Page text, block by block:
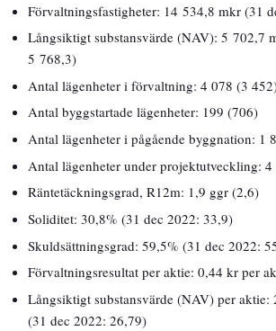
Förvaltningsfastigheter: 14 534,8 mkr (31
Långsiktigt substansvärde (NAV): 5 702,7
5 768,3)
Antal lägenheter i förvaltning: 4 078 (3
Antal byggstartade lägenheter: 199 (706)
Antal lägenheter i pågående byggnation: 1
Antal lägenheter under projektutveckling:
Räntetäckningsgrad, R12m: 1,9 ggr (2,6)
Soliditet: 30,8% (31 dec 2022: 33,9)
Skuldsättningsgrad: 59,5% (31 dec 2022:
Förvaltningsresultat per aktie: 0,44 kr per
Långsiktigt substansvärde (NAV) per
(31 dec 2022: 26,79)